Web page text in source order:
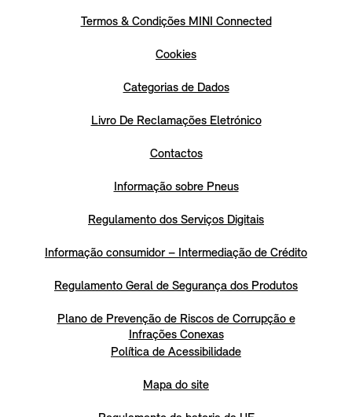
Termos & Condições MINI Connected
Cookies
Categorias de Dados
Livro De Reclamações Eletrónico
Contactos
Informação sobre Pneus
Regulamento dos Serviços Digitais
Informação consumidor – Intermediação de Crédito
Regulamento Geral de Segurança dos Produtos
Plano de Prevenção de Riscos de Corrupção e
Infrações Conexas
Política de Acessibilidade
Mapa do site